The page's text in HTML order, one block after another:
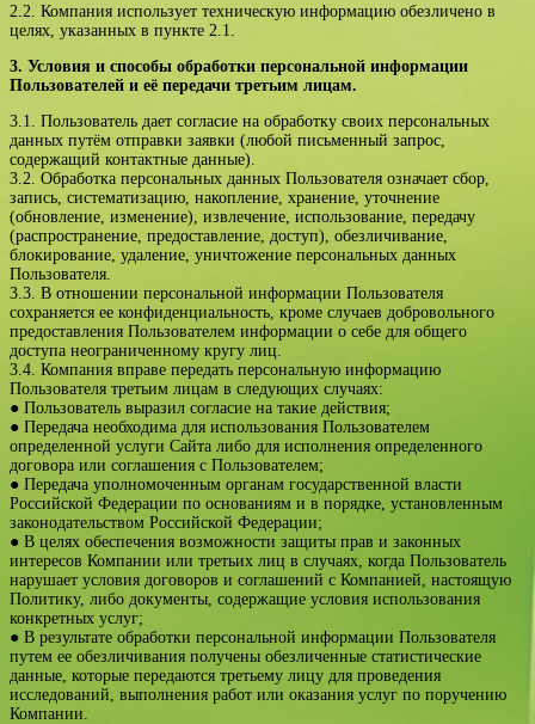
2.2. Компания использует техническую информацию обезличено в
целях, указанных в пункте 2.1.
3. Условия и способы обработки персональной информации
Пользователей и её передачи третьим лицам.
3.1. Пользователь дает согласие на обработку своих персональных
данных путём отправки заявки (любой письменный запрос,
содержащий контактные данные).
3.2. Обработка персональных данных Пользователя означает сбор,
запись, систематизацию, накопление, хранение, уточнение
(обновление, изменение), извлечение, использование, передачу
(распространение, предоставление, доступ), обезличивание,
блокирование, удаление, уничтожение персональных данных
Пользователя.
3.3. В отношении персональной информации Пользователя
сохраняется ее конфиденциальность, кроме случаев добровольного
предоставления Пользователем информации о себе для общего
доступа неограниченному кругу лиц.
3.4. Компания вправе передать персональную информацию
Пользователя третьим лицам в следующих случаях:
● Пользователь выразил согласие на такие действия;
● Передача необходима для использования Пользователем
определенной услуги Сайта либо для исполнения определенного
договора или соглашения с Пользователем;
● Передача уполномоченным органам государственной власти
Российской Федерации по основаниям и в порядке, установленным
законодательством Российской Федерации;
● В целях обеспечения возможности защиты прав и законных
интересов Компании или третьих лиц в случаях, когда Пользователь
нарушает условия договоров и соглашений с Компанией, настоящую
Политику, либо документы, содержащие условия использования
конкретных услуг;
● В результате обработки персональной информации Пользователя
путем ее обезличивания получены обезличенные статистические
данные, которые передаются третьему лицу для проведения
исследований, выполнения работ или оказания услуг по поручению
Компании.